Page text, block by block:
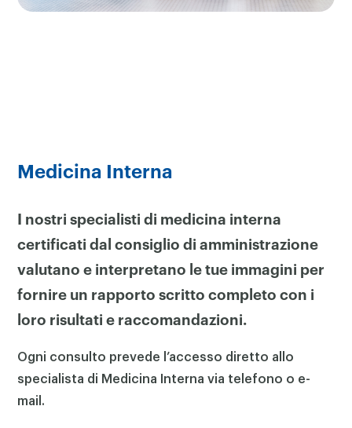
Medicina Interna
I nostri specialisti di medicina interna
certificati dal consiglio di amministrazione
valutano e interpretano le tue immagini per
fornire un rapporto scritto completo con i
loro risultati e raccomandazioni.
Ogni consulto prevede l’accesso diretto allo
specialista di Medicina Interna via telefono o e-
mail.